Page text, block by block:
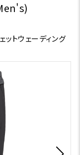
ットウェーディング